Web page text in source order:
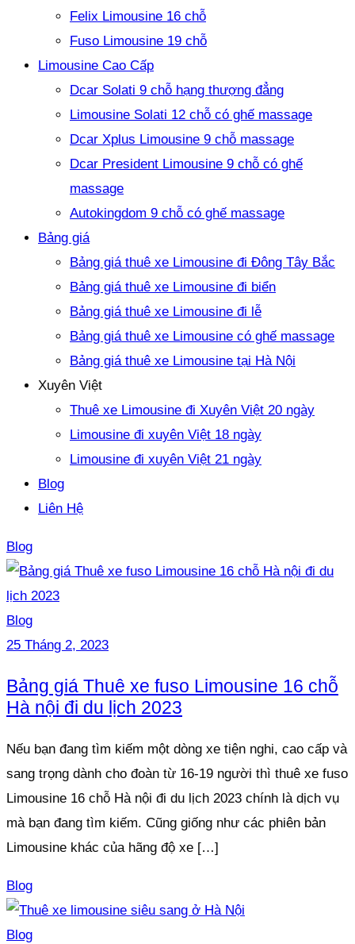
Felix Limousine 16 chỗ
Fuso Limousine 19 chỗ
Limousine Cao Cấp
Dcar Solati 9 chỗ hạng thượng đẳng
Limousine Solati 12 chỗ có ghế massage
Dcar Xplus Limousine 9 chỗ massage
Dcar President Limousine 9 chỗ có ghế
massage
Autokingdom 9 chỗ có ghế massage
Bảng giá
Bảng giá thuê xe Limousine đi Đông Tây Bắc
Bảng giá thuê xe Limousine đi biển
Bảng giá thuê xe Limousine đi lễ
Bảng giá thuê xe Limousine có ghế massage
Bảng giá thuê xe Limousine tại Hà Nội
Xuyên Việt
Thuê xe Limousine đi Xuyên Việt 20 ngày
Limousine đi xuyên Việt 18 ngày
Limousine đi xuyên Việt 21 ngày
Blog
Liên Hệ
Blog
Blog
25 Tháng 2, 2023
Bảng giá Thuê xe fuso Limousine 16 chỗ
Hà nội đi du lịch 2023
Nếu bạn đang tìm kiếm một dòng xe tiện nghi, cao cấp và
sang trọng dành cho đoàn từ 16-19 người thì thuê xe fuso
Limousine 16 chỗ Hà nội đi du lịch 2023 chính là dịch vụ
mà bạn đang tìm kiếm. Cũng giống như các phiên bản
Limousine khác của hãng độ xe […]
Blog
Blog